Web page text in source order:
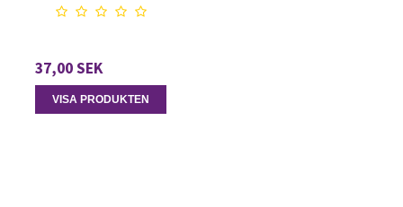
37,00 SEK
VISA PRODUKTEN